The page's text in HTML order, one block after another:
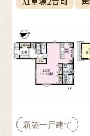
新築一戸建て